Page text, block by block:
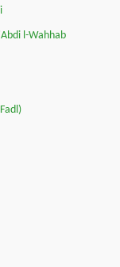
l-Wahhab